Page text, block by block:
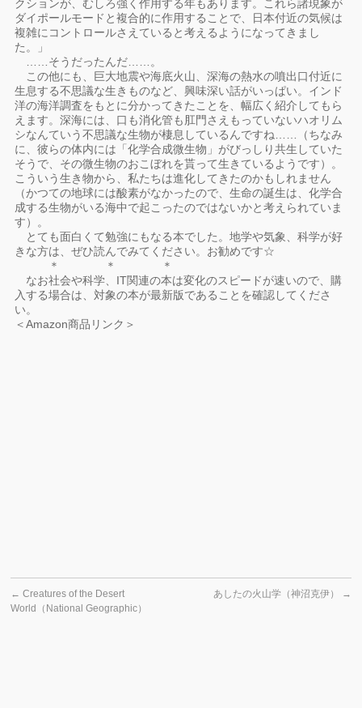
クションが、むしろ強く作用する年もあります。これら諸現象が
ダイポールモードと複合的に作用することで、日本付近の気候は
複雑にコントロールさえていると考えるようになってきまし
た。」
……そうだったんだ……。
この他にも、巨大地震や海底火山、深海の熱水の噴出口付近に
生息する不思議な生きものなど、興味深い話がいっぱい。インド
洋の海洋調査をもとに分かってきたことを、幅広く紹介してもら
えます。深海には、口も消化管も肛門さえもっていないハオリム
シなんていう不思議な生物が棲息しているんですね……（ちなみ
に、彼らの体内には「化学合成微生物」がびっしり共生していた
そうで、その微生物のおこぼれを貰って生きているようです）。
こういう生き物から、私たちは進化してきたのかもしれません
（かつての地球には酸素がなかったので、生命の誕生は、化学合
成する生物がいる海中で起こったのではないかと考えられていま
す）。
とても面白くて勉強にもなる本でした。地学や気象、科学が好
きな方は、ぜひ読んでみてください。お勧めです☆
＊ ＊ ＊
なお社会や科学、IT関連の本は変化のスピードが速いので、購
入する場合は、対象の本が最新版であることを確認してくださ
い。
＜Amazon商品リンク＞
← Creatures of the Desert
World（National Geographic）
あしたの火山学（神沼克伊） →